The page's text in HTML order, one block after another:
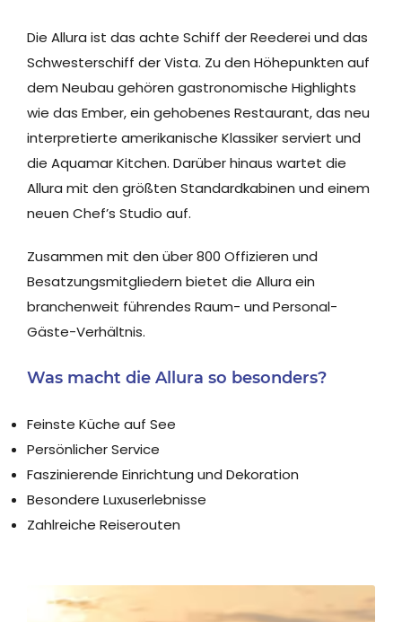
Die Allura ist das achte Schiff der Reederei und das
Schwesterschiff der Vista. Zu den Höhepunkten auf
dem Neubau gehören gastronomische Highlights
wie das Ember, ein gehobenes Restaurant, das neu
interpretierte amerikanische Klassiker serviert und
die Aquamar Kitchen. Darüber hinaus wartet die
Allura mit den größten Standardkabinen und einem
neuen Chef’s Studio auf.
Zusammen mit den über 800 Offizieren und
Besatzungsmitgliedern bietet die Allura ein
branchenweit führendes Raum- und Personal-
Gäste-Verhältnis.
Was macht die Allura so besonders?
Feinste Küche auf See
Persönlicher Service
Faszinierende Einrichtung und Dekoration
Besondere Luxuserlebnisse
Zahlreiche Reiserouten